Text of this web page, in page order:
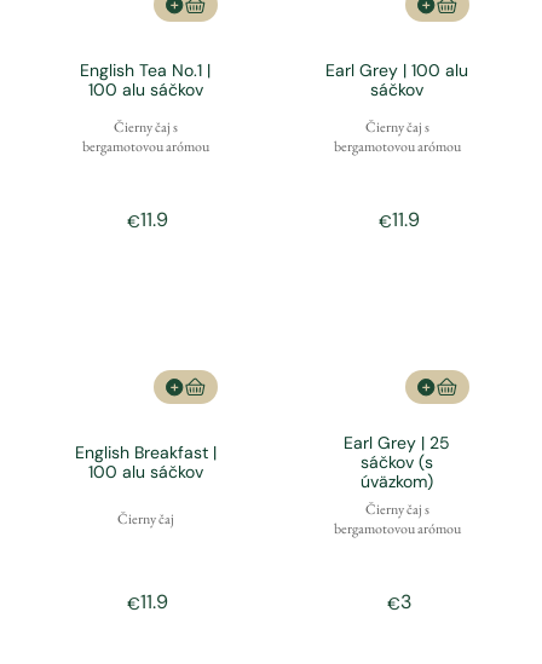
English Tea No.1 |
100 alu sáčkov
Čierny čaj s
bergamotovou arómou
€11.9
Earl Grey | 100 alu
sáčkov
Čierny čaj s
bergamotovou arómou
€11.9
English Breakfast |
100 alu sáčkov
Čierny čaj
€11.9
Earl Grey | 25
sáčkov (s
úväzkom)
Čierny čaj s
bergamotovou arómou
€3